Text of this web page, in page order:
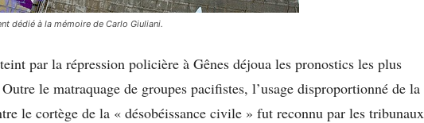
dédié à la mémoire de Carlo Giuliani.
par la répression policière à Gênes déjoua les pronostics les plus
le matraquage de groupes pacifistes, l’usage disproportionné de la
le cortège de la « désobéissance civile » fut reconnu par les tribunaux